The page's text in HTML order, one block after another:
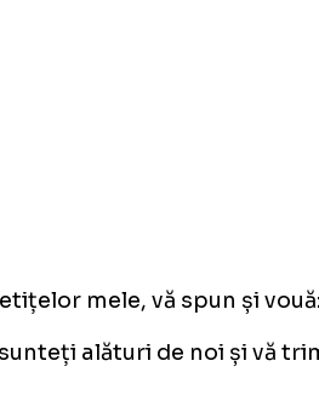
mele, vă spun și
alături de noi și vă